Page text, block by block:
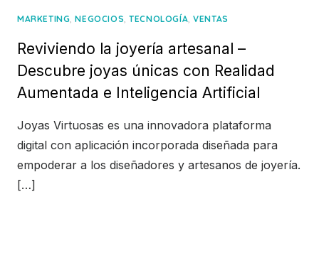
MARKETING,NEGOCIOS,TECNOLOGÍA,VENTAS
Reviviendo la joyería artesanal –
Descubre joyas únicas con Realidad
Aumentada e Inteligencia Artificial
Joyas Virtuosas es una innovadora plataforma
digital con aplicación incorporada diseñada para
empoderar a los diseñadores y artesanos de joyería.
[…]